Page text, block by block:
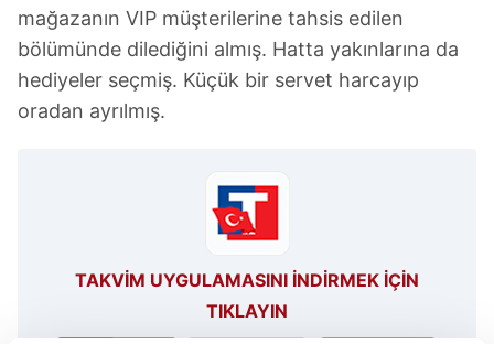
mağazanın VIP müşterilerine tahsis edilen
bölümünde dilediğini almış. Hatta yakınlarına da
hediyeler seçmiş. Küçük bir servet harcayıp
oradan ayrılmış.
TAKVİM UYGULAMASINI İNDİRMEK İÇİN
TIKLAYIN